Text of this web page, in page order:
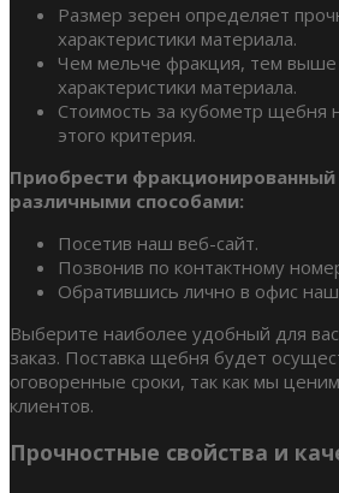
Размер зерен определяет
характеристики материала.
Чем мельче фракция, тем выше
характеристики материала.
Стоимость за кубометр щебня
этого критерия.
Приобрести
различными способами:
Посетив наш веб-сайт.
Позвонив по контактному
Обратившись лично в офис
Выберите наиболее удобный для
заказ. Поставка щебня будет
оговоренные сроки, так как мы
клиентов.
Прочностные свойства и